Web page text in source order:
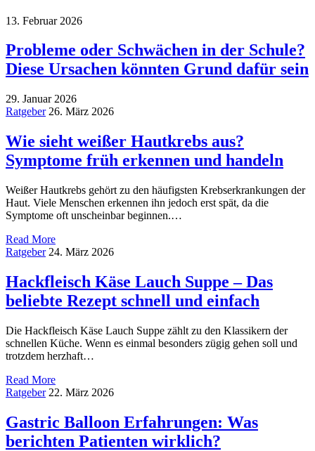
13. Februar 2026
Probleme oder Schwächen in der Schule?
Diese Ursachen könnten Grund dafür sein
29. Januar 2026
Ratgeber 26. März 2026
Wie sieht weißer Hautkrebs aus?
Symptome früh erkennen und handeln
Weißer Hautkrebs gehört zu den häufigsten Krebserkrankungen der
Haut. Viele Menschen erkennen ihn jedoch erst spät, da die
Symptome oft unscheinbar beginnen.…
Read More
Ratgeber 24. März 2026
Hackfleisch Käse Lauch Suppe – Das
beliebte Rezept schnell und einfach
Die Hackfleisch Käse Lauch Suppe zählt zu den Klassikern der
schnellen Küche. Wenn es einmal besonders zügig gehen soll und
trotzdem herzhaft…
Read More
Ratgeber 22. März 2026
Gastric Balloon Erfahrungen: Was
berichten Patienten wirklich?